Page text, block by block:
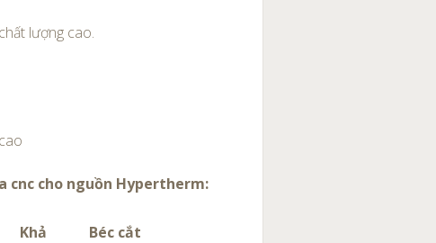
lượng cao.
cnc cho nguồn Hypertherm:
Khả
Béc cắt